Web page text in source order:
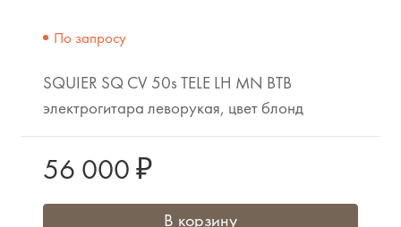
По запросу
SQUIER SQ CV 50s TELE LH MN BTB
электрогитара леворукая, цвет блонд
56 000 ₽
В корзину